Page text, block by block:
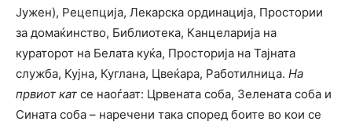
Јужен), Рецепција, Лекарска ординација, Простории
за домаќинство, Библиотека, Канцеларија на
кураторот на Белата куќа, Просторија на Тајната
служба, Кујна, Куглана, Цвеќара, Работилница. На
првиот кат се наоѓаат: Црвената соба, Зелената соба и
Сината соба – наречени така според боите во кои се